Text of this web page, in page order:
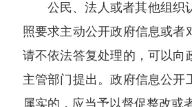
公民、法人或者其他组织
照要求主动公开政府信息或者
请不依法答复处理的，可以向
主管部门提出。政府信息公开
属实的，应当予以督促整改或